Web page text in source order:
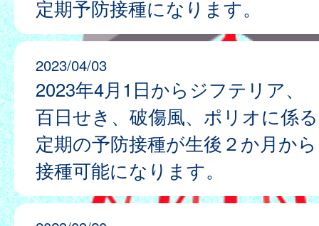
定期予防接種になります。
2023/04/03
2023年4月1日からジフテリア、
百日せき、破傷風、ポリオに係る
定期の予防接種が生後２か月から
接種可能になります。